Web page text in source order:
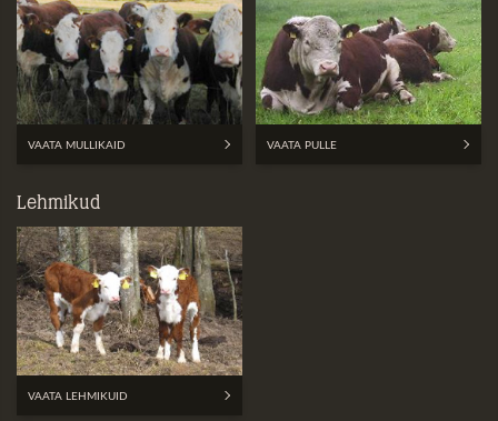
VAATA MULLIKAID VAATA PULLE
Lehmikud
VAATA LEHMIKUID